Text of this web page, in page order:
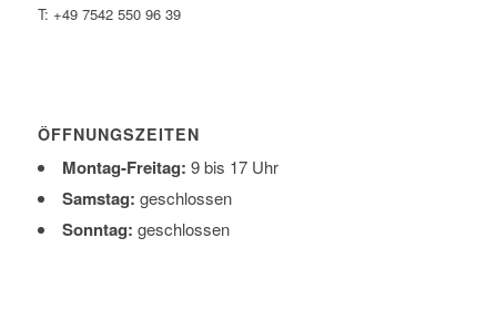
T: +49 7542 550 96 39
ÖFFNUNGSZEITEN
Montag-Freitag: 9 bis 17 Uhr
Samstag: geschlossen
Sonntag: geschlossen